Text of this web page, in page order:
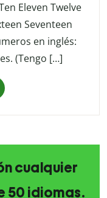
Eleven Twelve
Seventeen
en inglés:
(Tengo […]
cualquier
50 idiomas.